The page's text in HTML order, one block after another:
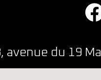
avenue du 19